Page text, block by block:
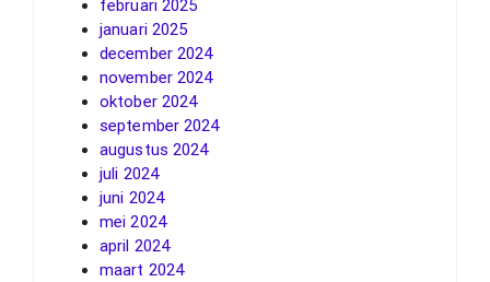
februari 2025
januari 2025
december 2024
november 2024
oktober 2024
september 2024
augustus 2024
juli 2024
juni 2024
mei 2024
april 2024
maart 2024